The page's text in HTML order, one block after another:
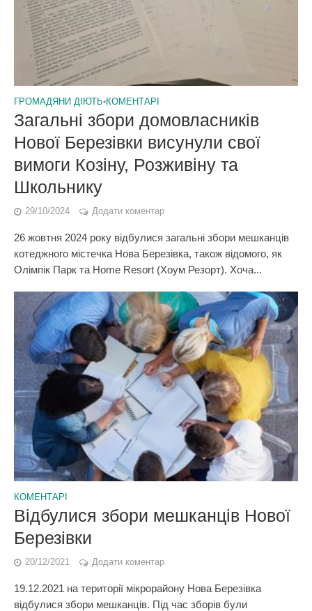
ГРОМАДЯНИ ДІЮТЬ•КОМЕНТАРІ
Загальні збори домовласників
Нової Березівки висунули свої
вимоги Козіну, Розживіну та
Школьнику
29/10/2024 Додати коментар
26 жовтня 2024 року відбулися загальні збори мешканців
котеджного містечка Нова Березівка, також відомого, як
Олімпік Парк та Home Resort (Хоум Резорт). Хоча...
КОМЕНТАРІ
Відбулися збори мешканців Нової
Березівки
20/12/2021 Додати коментар
19.12.2021 на території мікрорайону Нова Березівка
відбулися збори мешканців. Під час зборів були